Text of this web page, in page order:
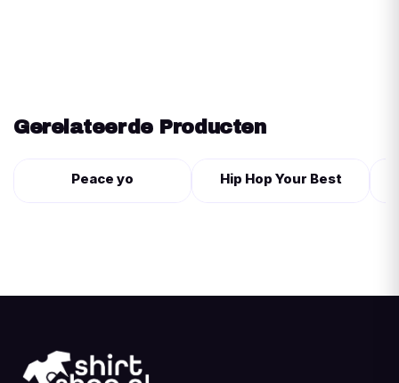
Gerelateerde Producten
Peace yo Hip Hop Your Best